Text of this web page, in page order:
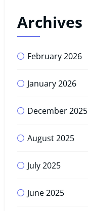
Archives
February 2026
January 2026
December 2025
August 2025
July 2025
June 2025